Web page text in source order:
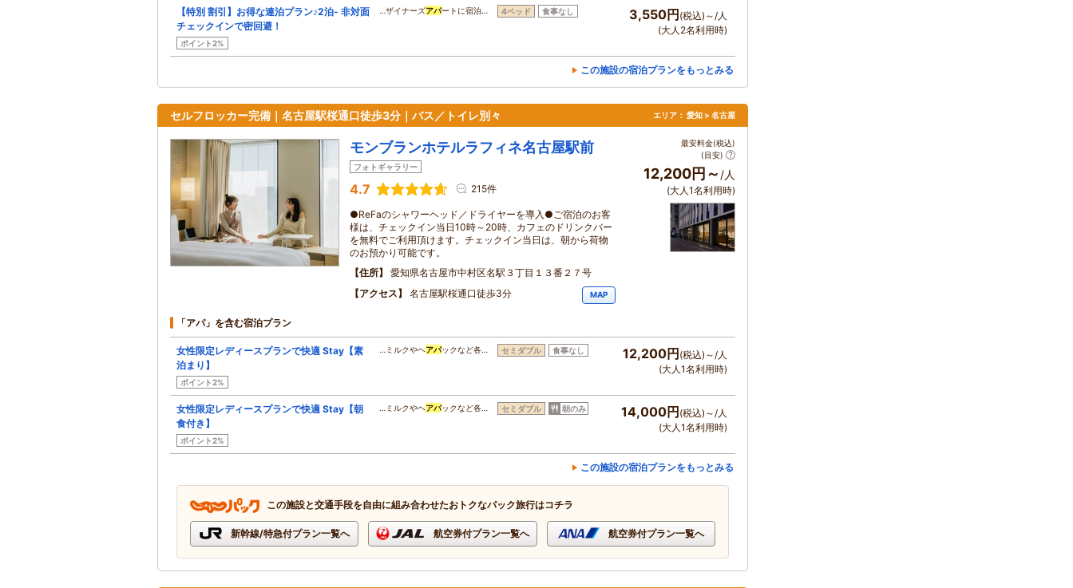
【特別 割引】お得な連泊プラン♪2泊- 非対面
チェックインで密回避！
ポイント2%
…ザイナーズアパートに宿泊… 4ベッド 食事なし 3,550円 (税込)～/人
(大人2名利用時)
この施設の宿泊プランをもっとみる
セルフロッカー完備｜名古屋駅桜通口徒歩3分｜バス／トイレ別々 エリア： 愛知 > 名古屋
モンブランホテルラフィネ名古屋駅前
フォトギャラリー
4.7 215件
●ReFaのシャワーヘッド／ドライヤーを導入●ご宿泊のお客
様は、チェックイン当日10時～20時、カフェのドリンクバー
を無料でご利用頂けます。チェックイン当日は、朝から荷物
のお預かり可能です。
住所
愛知県名古屋市中村区名駅３丁目１３番２７号
アクセス
名古屋駅桜通口徒歩3分 MAP
最安料金(税込)
(目安)
12,200円～ /人
(大人1名利用時)
「アパ」を含む宿泊プラン
女性限定レディースプランで快適 Stay【素
泊まり】
ポイント2%
…ミルクやヘアパックなど各… セミダブル 食事なし 12,200円 (税込)～/人
(大人1名利用時)
女性限定レディースプランで快適 Stay【朝
食付き】
ポイント2%
…ミルクやヘアパックなど各… セミダブル 朝のみ 14,000円 (税込)～/人
(大人1名利用時)
この施設の宿泊プランをもっとみる
この施設と交通手段を自由に組み合わせたおトクなパック旅行はコチラ
新幹線/特急付プラン一覧へ 航空券付プラン一覧へ 航空券付プラン一覧へ